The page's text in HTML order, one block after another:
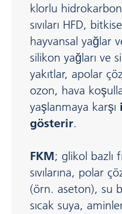
klorlu
sıvıları HFD,
hayvansal yağlar
silikon yağları ve
yakıtlar, apolar
ozon, hava
yaşlanmaya karşı
gösterir.
FKM; glikol bazlı
sıvılarına, polar
(örn. aseton), su
sıcak suya,